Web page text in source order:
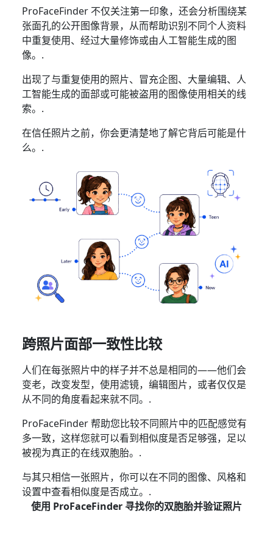
ProFaceFinder 不仅关注第一印象，还会分析围绕某
张面孔的公开图像背景，从而帮助识别不同个人资料
中重复使用、经过大量修饰或由人工智能生成的图
像。.
出现了与重复使用的照片、冒充企图、大量编辑、人
工智能生成的面部或可能被盗用的图像使用相关的线
索。.
在信任照片之前，你会更清楚地了解它背后可能是什
么。.
跨照片面部一致性比较
人们在每张照片中的样子并不总是相同的——他们会
变老，改变发型，使用滤镜，编辑图片，或者仅仅是
从不同的角度看起来就不同。.
ProFaceFinder 帮助您比较不同照片中的匹配感觉有
多一致，这样您就可以看到相似度是否足够强，足以
被视为真正的在线双胞胎。.
与其只相信一张照片，你可以在不同的图像、风格和
设置中查看相似度是否成立。.
使用 ProFaceFinder 寻找你的双胞胎并验证照片